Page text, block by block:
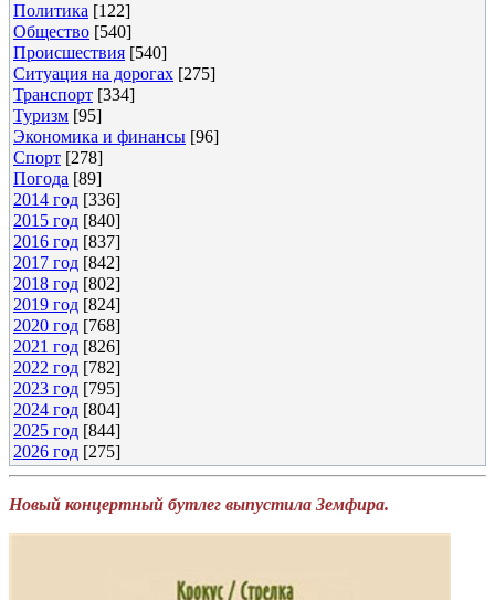
Политика [122]
Общество [540]
Происшествия [540]
Ситуация на дорогах [275]
Транспорт [334]
Туризм [95]
Экономика и финансы [96]
Спорт [278]
Погода [89]
2014 год [336]
2015 год [840]
2016 год [837]
2017 год [842]
2018 год [802]
2019 год [824]
2020 год [768]
2021 год [826]
2022 год [782]
2023 год [795]
2024 год [804]
2025 год [844]
2026 год [275]
Новый концертный бутлег выпустила Земфира.